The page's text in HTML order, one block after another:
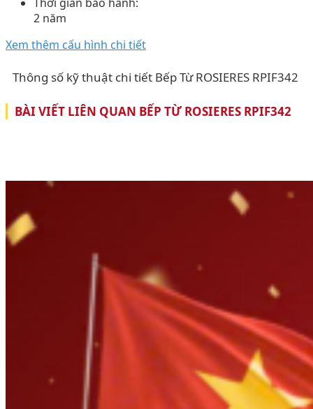
2 năm
Xem thêm cấu hình chi tiết
Thông số kỹ thuật chi tiết Bếp Từ ROSIERES RPIF342
BÀI VIẾT LIÊN QUAN BẾP TỪ ROSIERES RPIF342